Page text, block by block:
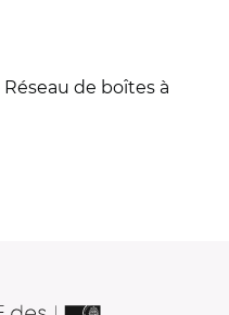
Réseau de boîtes à